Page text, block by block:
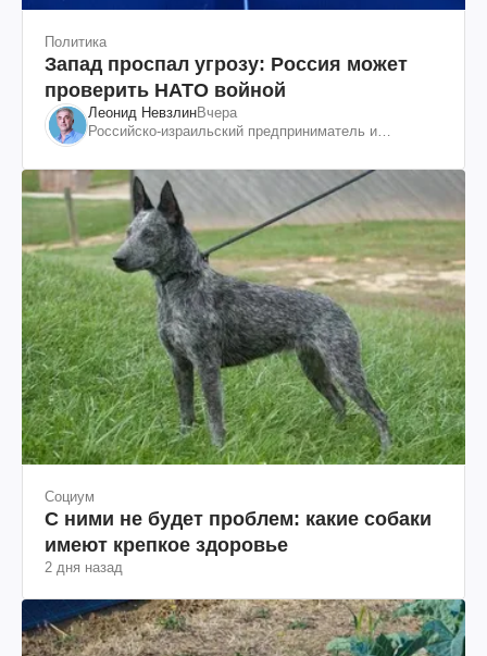
Политика
Запад проспал угрозу: Россия может
проверить НАТО войной
Леонид НевзлинВчера
Российско-израильский предприниматель и
"ЮКОСа"
Социум
С ними не будет проблем: какие собаки
имеют крепкое здоровье
2 дня назад